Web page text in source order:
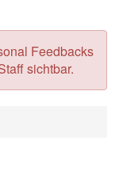
Feedbacks
sichtbar.